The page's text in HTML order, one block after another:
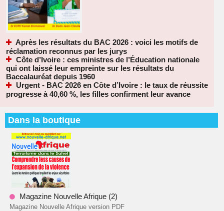
Après les résultats du BAC 2026 : voici les motifs de
réclamation reconnus par les jurys
Côte d’Ivoire : ces ministres de l’Éducation nationale
qui ont laissé leur empreinte sur les résultats du
Baccalauréat depuis 1960
Urgent - BAC 2026 en Côte d’Ivoire : le taux de réussite
progresse à 40,60 %, les filles confirment leur avance
Dans la boutique
Magazine Nouvelle Afrique (2)
Magazine Nouvelle Afrique version PDF